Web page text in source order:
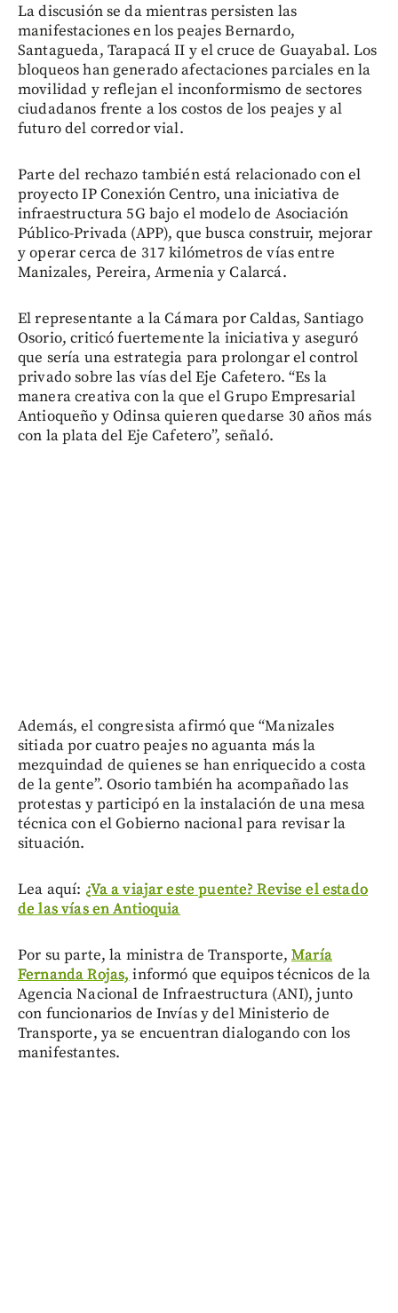
La discusión se da mientras persisten las
manifestaciones en los peajes Bernardo,
Santagueda, Tarapacá II y el cruce de Guayabal. Los
bloqueos han generado afectaciones parciales en la
movilidad y reflejan el inconformismo de sectores
ciudadanos frente a los costos de los peajes y al
futuro del corredor vial.
Parte del rechazo también está relacionado con el
proyecto IP Conexión Centro, una iniciativa de
infraestructura 5G bajo el modelo de Asociación
Público-Privada (APP), que busca construir, mejorar
y operar cerca de 317 kilómetros de vías entre
Manizales, Pereira, Armenia y Calarcá.
El representante a la Cámara por Caldas, Santiago
Osorio, criticó fuertemente la iniciativa y aseguró
que sería una estrategia para prolongar el control
privado sobre las vías del Eje Cafetero. “Es la
manera creativa con la que el Grupo Empresarial
Antioqueño y Odinsa quieren quedarse 30 años más
con la plata del Eje Cafetero”, señaló.
Además, el congresista afirmó que “Manizales
sitiada por cuatro peajes no aguanta más la
mezquindad de quienes se han enriquecido a costa
de la gente”. Osorio también ha acompañado las
protestas y participó en la instalación de una mesa
técnica con el Gobierno nacional para revisar la
situación.
Lea aquí: ¿Va a viajar este puente? Revise el estado
de las vías en Antioquia
Por su parte, la ministra de Transporte,María
Fernanda Rojas, informó que equipos técnicos de la
Agencia Nacional de Infraestructura (ANI), junto
con funcionarios de Invías y del Ministerio de
Transporte, ya se encuentran dialogando con los
manifestantes.